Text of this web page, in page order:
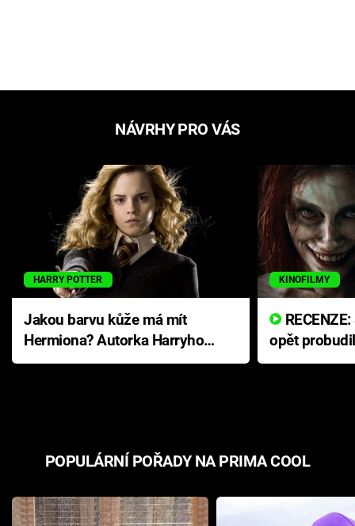
NÁVRHY PRO VÁS
HARRY POTTER
Jakou barvu kůže má mít
Hermiona? Autorka Harryho
Pottera přišla s ráznou
KINOFILMY
opět
přichází s
POPULÁRNÍ POŘADY NA PRIMA COOL